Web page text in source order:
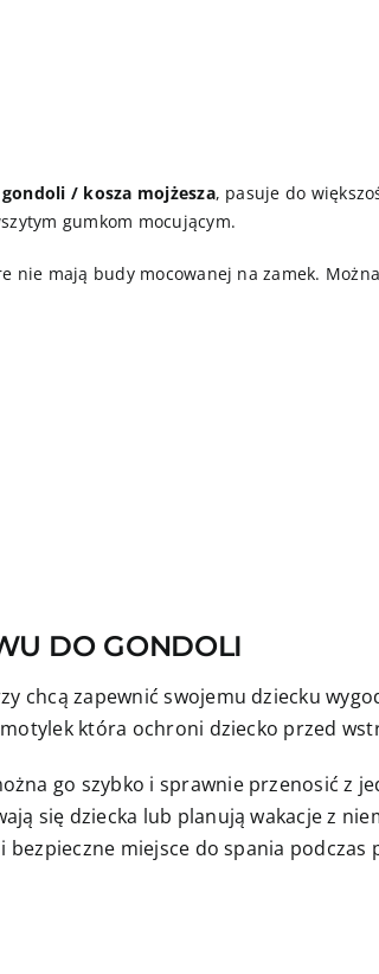
/ kosza mojżesza, pasuje do
gumkom mocującym.
nie mają budy mocowanej na zamek.
DO GONDOLI
zapewnić swojemu dziecku
która ochroni dziecko przed
go szybko i sprawnie przenosić z
się dziecka lub planują wakacje z
miejsce do spania podczas